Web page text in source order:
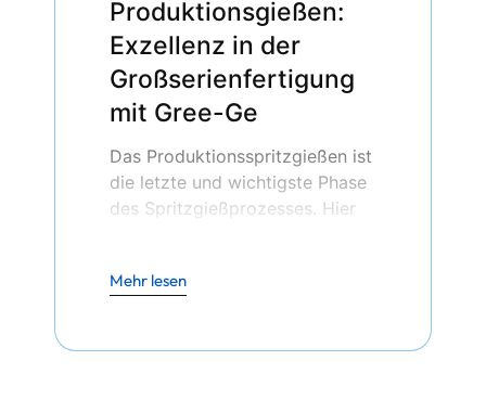
Produktionsgießen:
Exzellenz in der
Großserienfertigung
mit Gree-Ge
Das Produktionsspritzgießen ist
die letzte und wichtigste Phase
des Spritzgießprozesses. Hier
Beständigkeit, Effizienz und
Mehr lesen